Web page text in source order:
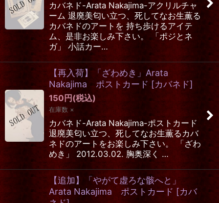
カバネド-Arata Nakajima-アクリルチャ
ーム 退廃美匂い立つ、死してなお生薫る
カバネドのアートを 持ち歩けるアイテ
ム、是非お楽しみ下さい。 「ポジとネ
ガ」 小話カー…
【再入荷】「ざわめき」Arata
Nakajima ポストカード [カバネド]
150 円 (税込)
在庫数 ×
カバネド-Arata Nakajima-ポストカード
退廃美匂い立つ、死してなお生薫るカバ
ネドのアートをお楽しみ下さい。 「ざわ
めき」 2012.03.02. 胸奥深く …
【追加】「やがて虚ろな骸へと」
Arata Nakajima ポストカード [カバ